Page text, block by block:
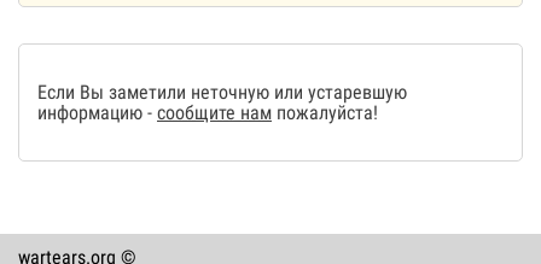
Если Вы заметили неточную или устаревшую
информацию - сообщите нам пожалуйста!
wartears.org ©